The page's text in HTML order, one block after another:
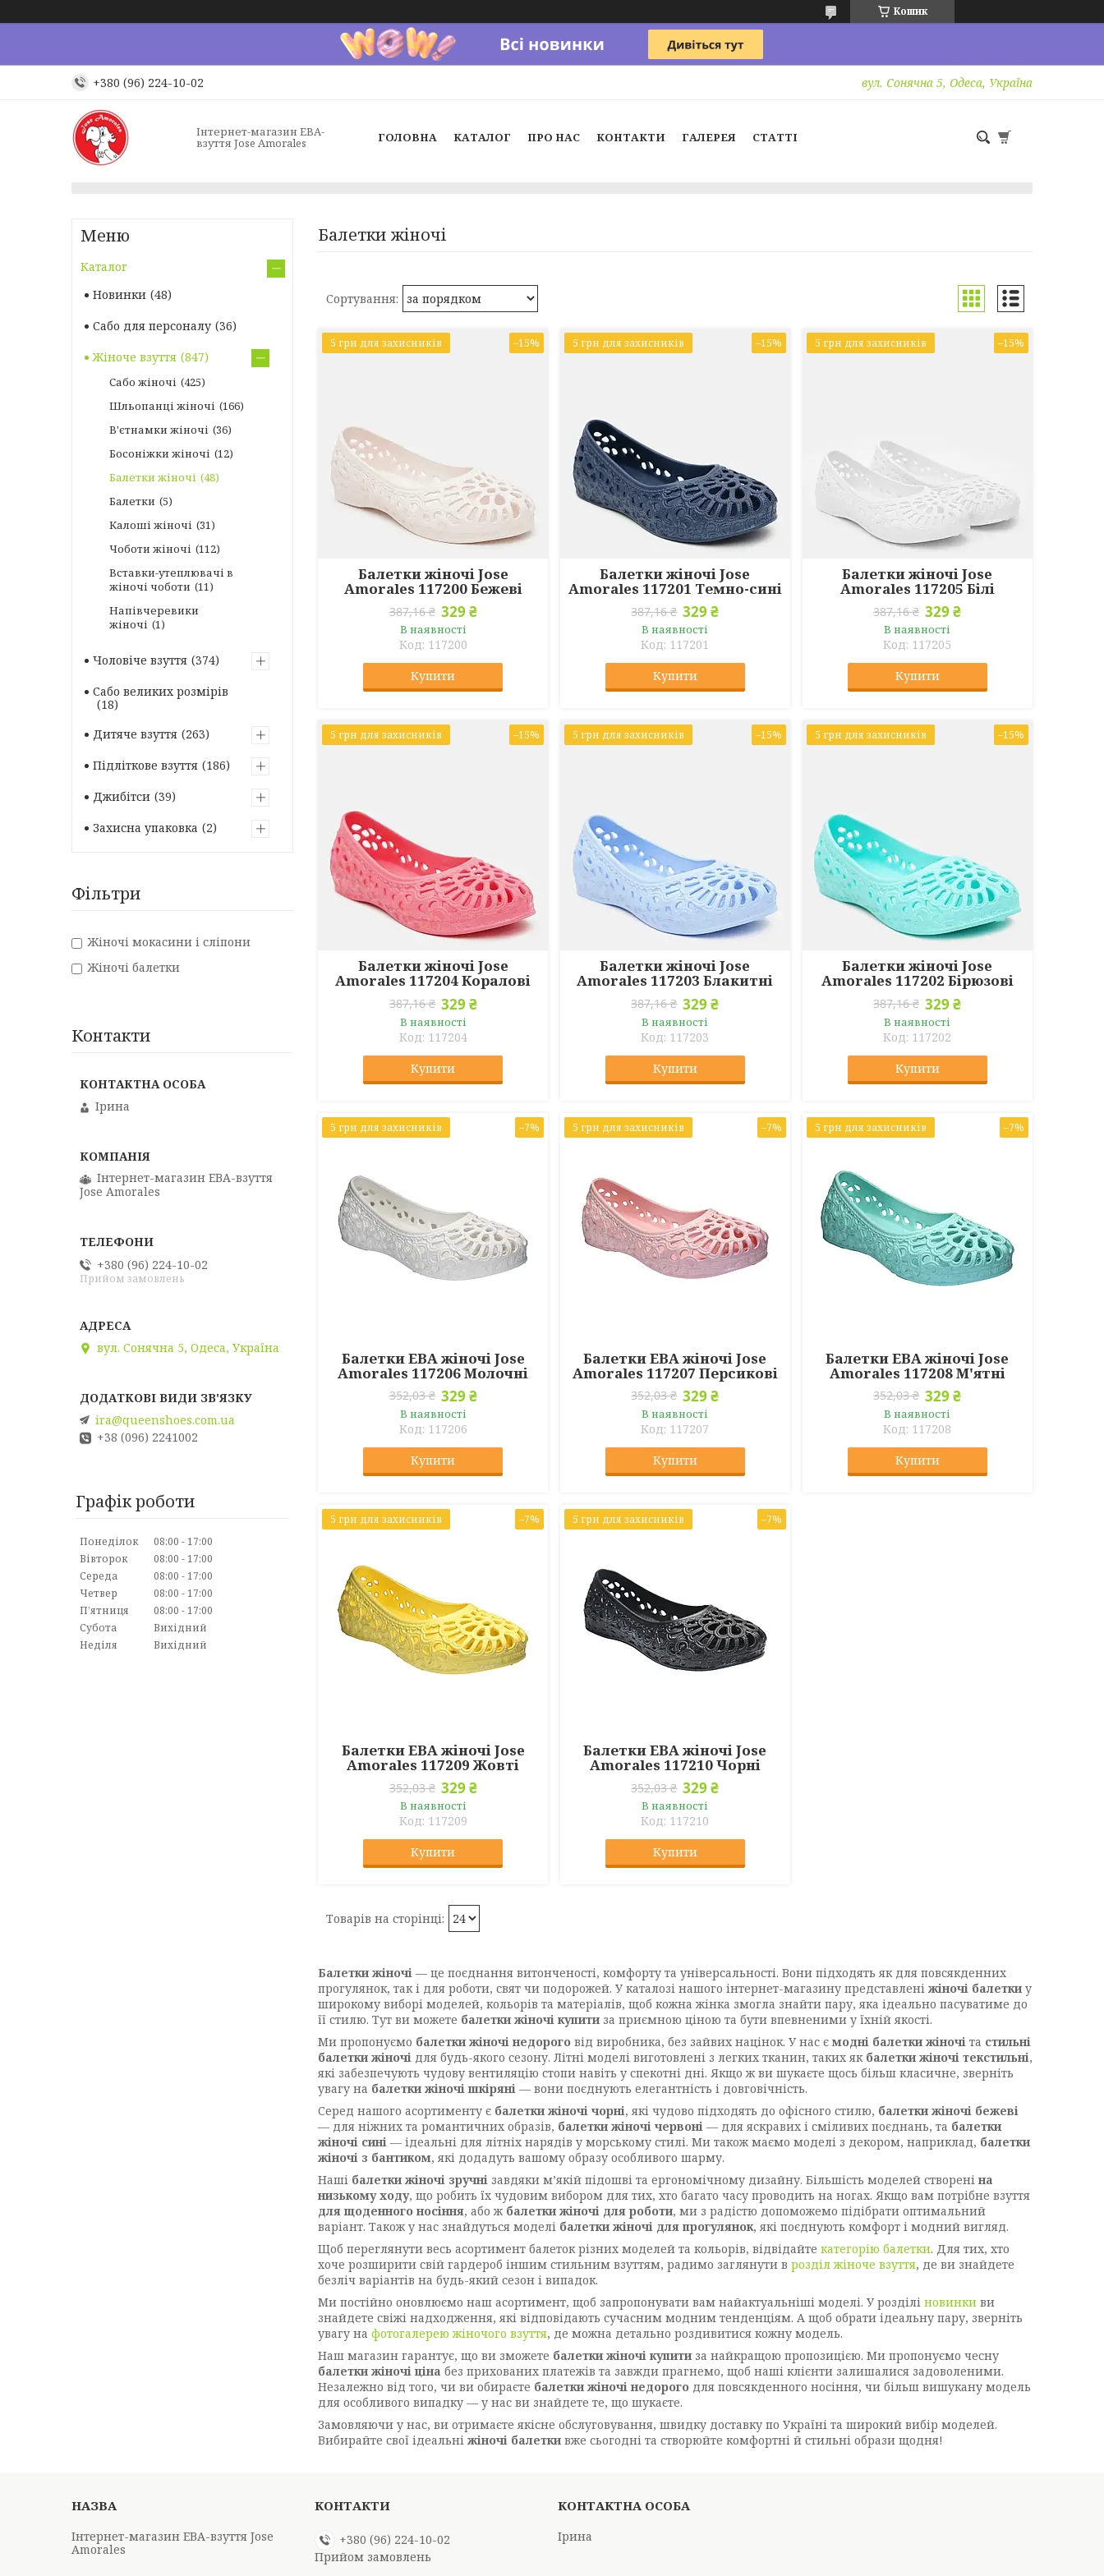
Кошик
+380 (96) 224-10-02 вул. Сонячна 5, Одеса, Україна
Інтернет-магазин ЕВА-
взуття Jose Amorales ГОЛОВНА КАТАЛОГ ПРО НАС КОНТАКТИ ГАЛЕРЕЯ СТАТТІ
Балетки жіночі
5 грн для захисників –15%
Балетки жіночі Jose
Amorales 117200 Бежеві
387,16 ₴ 329 ₴
В наявності
117200
Купити
5 грн для захисників –15%
Балетки жіночі Jose
Amorales 117201 Темно-сині
387,16 ₴ 329 ₴
В наявності
117201
Купити
5 грн для захисників –15%
Балетки жіночі Jose
Amorales 117205 Білі
387,16 ₴ 329 ₴
В наявності
117205
Купити
5 грн для захисників –15%
Балетки жіночі Jose
Amorales 117204 Коралові
387,16 ₴ 329 ₴
В наявності
117204
Купити
5 грн для захисників –15%
Балетки жіночі Jose
Amorales 117203 Блакитні
387,16 ₴ 329 ₴
В наявності
117203
Купити
5 грн для захисників –15%
Балетки жіночі Jose
Amorales 117202 Бірюзові
387,16 ₴ 329 ₴
В наявності
117202
Купити
5 грн для захисників –7%
Балетки ЕВА жіночі Jose
Amorales 117206 Молочні
352,03 ₴ 329 ₴
В наявності
117206
Купити
5 грн для захисників –7%
Балетки ЕВА жіночі Jose
Amorales 117207 Персикові
352,03 ₴ 329 ₴
В наявності
117207
Купити
5 грн для захисників –7%
Балетки ЕВА жіночі Jose
Amorales 117208 М'ятні
352,03 ₴ 329 ₴
В наявності
117208
Купити
5 грн для захисників –7%
Балетки ЕВА жіночі Jose
Amorales 117209 Жовті
352,03 ₴ 329 ₴
В наявності
117209
Купити
5 грн для захисників –7%
Балетки ЕВА жіночі Jose
Amorales 117210 Чорні
352,03 ₴ 329 ₴
В наявності
117210
Купити
Балетки жіночі — це поєднання витонченості, комфорту та універсальності. Вони підходять як для повсякденних
прогулянок, так і для роботи, свят чи подорожей. У каталозі нашого інтернет-магазину представлені жіночі балетки у
широкому виборі моделей, кольорів та матеріалів, щоб кожна жінка змогла знайти пару, яка ідеально пасуватиме до
її стилю. Тут ви можете балетки жіночі купити за приємною ціною та бути впевненими у їхній якості.
Ми пропонуємо балетки жіночі недорого від виробника, без зайвих націнок. У нас є модні балетки жіночі та стильні
балетки жіночі для будь-якого сезону. Літні моделі виготовлені з легких тканин, таких як балетки жіночі текстильні,
які забезпечують чудову вентиляцію стопи навіть у спекотні дні. Якщо ж ви шукаєте щось більш класичне, зверніть
увагу на балетки жіночі шкіряні — вони поєднують елегантність і довговічність.
Серед нашого асортименту є балетки жіночі чорні, які чудово підходять до офісного стилю, балетки жіночі бежеві
— для ніжних та романтичних образів, балетки жіночі червоні — для яскравих і сміливих поєднань, та балетки
жіночі сині — ідеальні для літніх нарядів у морському стилі. Ми також маємо моделі з декором, наприклад, балетки
жіночі з бантиком, які додадуть вашому образу особливого шарму.
Наші балетки жіночі зручні завдяки м’якій підошві та ергономічному дизайну. Більшість моделей створені на
низькому ходу, що робить їх чудовим вибором для тих, хто багато часу проводить на ногах. Якщо вам потрібне взуття
для щоденного носіння, або ж балетки жіночі для роботи, ми з радістю допоможемо підібрати оптимальний
варіант. Також у нас знайдуться моделі балетки жіночі для прогулянок, які поєднують комфорт і модний вигляд.
Щоб переглянути весь асортимент балеток різних моделей та кольорів, відвідайте категорію балетки. Для тих, хто
хоче розширити свій гардероб іншим стильним взуттям, радимо заглянути в розділ жіноче взуття, де ви знайдете
безліч варіантів на будь-який сезон і випадок.
Ми постійно оновлюємо наш асортимент, щоб запропонувати вам найактуальніші моделі. У розділі новинки ви
знайдете свіжі надходження, які відповідають сучасним модним тенденціям. А щоб обрати ідеальну пару, зверніть
увагу на фотогалерею жіночого взуття, де можна детально роздивитися кожну модель.
Наш магазин гарантує, що ви зможете балетки жіночі купити за найкращою пропозицією. Ми пропонуємо чесну
балетки жіночі ціна без прихованих платежів та завжди прагнемо, щоб наші клієнти залишалися задоволеними.
Незалежно від того, чи ви обираєте балетки жіночі недорого для повсякденного носіння, чи більш вишукану модель
для особливого випадку — у нас ви знайдете те, що шукаєте.
Замовляючи у нас, ви отримаєте якісне обслуговування, швидку доставку по Україні та широкий вибір моделей.
Вибирайте свої ідеальні жіночі балетки вже сьогодні та створюйте комфортні й стильні образи щодня!
Каталог
Новинки 48
Сабо для персоналу 36
Жіноче взуття 847
Сабо жіночі 425
Шльопанці жіночі 166
В'єтнамки жіночі 36
Босоніжки жіночі 12
Балетки жіночі 48
Балетки 5
Калоші жіночі 31
Чоботи жіночі 112
Вставки-утеплювачі в
жіночі чоботи 11
Напівчеревики
жіночі 1
Чоловіче взуття 374
Сабо великих розмірів
18
Дитяче взуття 263
Підліткове взуття 186
Джибітси 39
Захисна упаковка
2
Фільтри
Жіночі мокасини і сліпони
Жіночі балетки
Контакти
Ірина
Інтернет-магазин ЕВА-взуття
Jose Amorales
+380 (96) 224-10-02
Прийом замовлень
вул. Сонячна 5, Одеса, Україна
ira@queenshoes.com.ua
+38 (096) 2241002
Графік роботи
Понеділок 08:00
17:00
Вівторок
08:00
17:00
Середа
08:00
17:00
Четвер
08:00
17:00
Пʼятниця
08:00
17:00
Субота
Вихідний
Неділя
Вихідний
Інтернет-магазин ЕВА-взуття Jose
Amorales
+380 (96) 224-10-02
Прийом замовлень
Ірина